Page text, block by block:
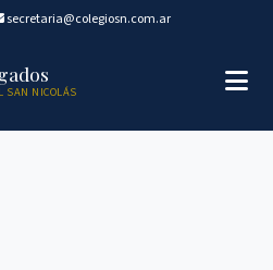
secretaria@colegiosn.com.ar
SAN NICOLÁS